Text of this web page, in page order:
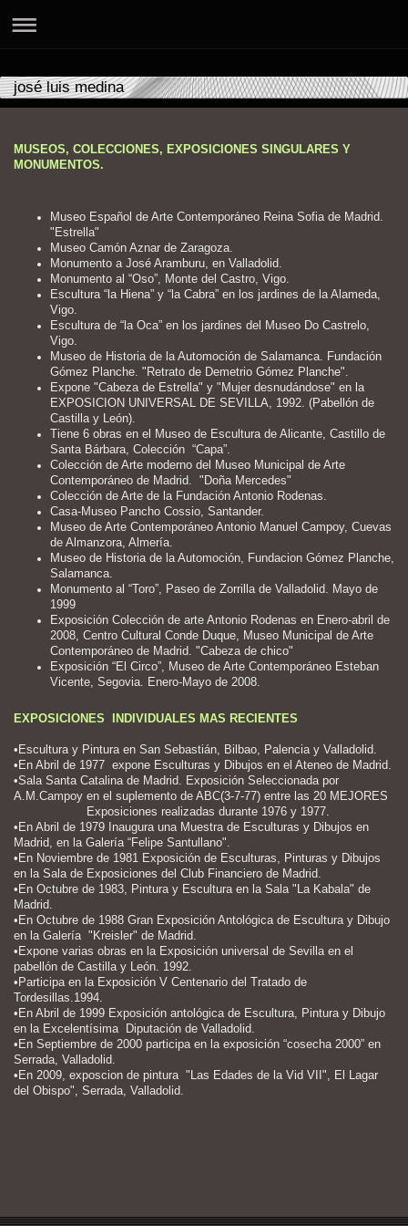
josé luis medina
MUSEOS, COLECCIONES, EXPOSICIONES SINGULARES Y
MONUMENTOS.
Museo Español de Arte Contemporáneo Reina Sofia de Madrid.
"Estrella"
Museo Camón Aznar de Zaragoza.
Monumento a José Aramburu, en Valladolid.
Monumento al “Oso”, Monte del Castro, Vigo.
Escultura “la Hiena” y “la Cabra” en los jardines de la Alameda,
Vigo.
Escultura de “la Oca” en los jardines del Museo Do Castrelo,
Vigo.
Museo de Historia de la Automoción de Salamanca. Fundación
Gómez Planche. "Retrato de Demetrio Gómez Planche".
Expone "Cabeza de Estrella" y "Mujer desnudándose" en la
EXPOSICION UNIVERSAL DE SEVILLA, 1992. (Pabellón de
Castilla y León).
Tiene 6 obras en el Museo de Escultura de Alicante, Castillo de
Santa Bárbara, Colección “Capa”.
Colección de Arte moderno del Museo Municipal de Arte
Contemporáneo de Madrid.
"Doña Mercedes"
Colección de Arte de la Fundación Antonio Rodenas.
Casa-Museo Pancho Cossio, Santander.
Museo de Arte Contemporáneo Antonio Manuel Campoy, Cuevas
de Almanzora, Almería.
Museo de Historia de la Automoción, Fundacion Gómez Planche,
Salamanca.
Monumento al “Toro”, Paseo de Zorrilla de Valladolid. Mayo de
1999
Exposición Colección de arte Antonio Rodenas en Enero-abril de
2008, Centro Cultural Conde Duque, Museo Municipal de Arte
Contemporáneo de Madrid. "Cabeza de chico"
Exposición “El Circo”, Museo de Arte Contemporáneo Esteban
Vicente, Segovia. Enero-Mayo de 2008.
EXPOSICIONES INDIVIDUALES MAS RECIENTES
•Escultura y Pintura en San Sebastián, Bilbao, Palencia y Valladolid.
•En Abril de 1977 expone Esculturas y Dibujos en el Ateneo de Madrid.
•Sala Santa Catalina de Madrid. Exposición Seleccionada por
A.M.Campoy en el suplemento de ABC(3-7-77) entre las 20 MEJORES
Exposiciones realizadas durante 1976 y 1977.
•En Abril de 1979 Inaugura una Muestra de Esculturas y Dibujos en
Madrid, en la Galería “Felipe Santullano".
•En Noviembre de 1981 Exposición de Esculturas, Pinturas y Dibujos
en la Sala de Exposiciones del Club Financiero de Madrid.
•En Octubre de 1983, Pintura y Escultura en la Sala "La Kabala" de
Madrid.
•En Octubre de 1988 Gran Exposición Antológica de Escultura y Dibujo
en la Galería "Kreisler" de Madrid.
•Expone varias obras en la Exposición universal de Sevilla en el
pabellón de Castilla y León. 1992.
•Participa en la Exposición V Centenario del Tratado de
Tordesillas.1994.
•En Abril de 1999 Exposición antológica de Escultura, Pintura y Dibujo
en la Excelentísima Diputación de Valladolid.
•En Septiembre de 2000 participa en la exposición “cosecha 2000” en
Serrada, Valladolid.
•En 2009, exposcion de pintura "Las Edades de la Vid VII", El Lagar
del Obispo", Serrada, Valladolid.